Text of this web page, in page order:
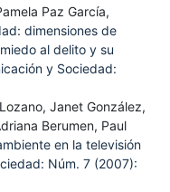
Paz García,
dimensiones de
al delito y su
y Sociedad:
Janet González,
Berumen, Paul
en la televisión
Núm. 7 (2007):